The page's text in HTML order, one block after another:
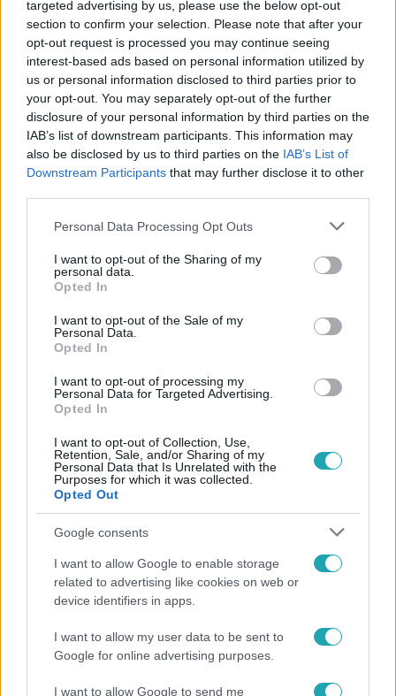
targeted advertising by us, please use the below opt-out
section to confirm your selection. Please note that after your
opt-out request is processed you may continue seeing
interest-based ads based on personal information utilized by
us or personal information disclosed to third parties prior to
your opt-out. You may separately opt-out of the further
disclosure of your personal information by third parties on the
IAB’s list of downstream participants. This information may
also be disclosed by us to third parties on the IAB’s List of
Downstream Participants that may further disclose it to other
Please note that this website/app uses one or more Google
not limited to your visit or usage behaviour. You may click to
grant or deny consent to Google and its third-party tags to
use your data for below specified purposes in below Google
consent section.
Personal Data Processing Opt Outs
I want to opt-out of the Sharing of my
personal data.
Opted In
I want to opt-out of the Sale of my
Personal Data.
Opted In
I want to opt-out of processing my
Personal Data for Targeted Advertising.
Opted In
I want to opt-out of Collection, Use,
Retention, Sale, and/or Sharing of my
Personal Data that Is Unrelated with the
Purposes for which it was collected.
Opted Out
Google consents
I want to allow Google to enable storage
related to advertising like cookies on web or
device identifiers in apps.
I want to allow my user data to be sent to
Google for online advertising purposes.
I want to allow Google to send me
Kövess minket, és értesülj a friss
hírekről a Facebookon is!
A LEGJOBB AJÁNLAT RTL
ADÁSRÉSZLETEK
SVÁBY ANDRÁS ALFÖLDI RÓBERT
ELENI KORANI #BULVÁR #LÁMPA
SZENDRŐ PÉTER
KOVÁTS DÁVID
Népszerű